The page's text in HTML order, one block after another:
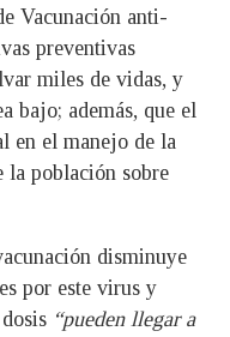
Vacunación anti-
preventivas
miles de vidas, y
bajo; además, que el
en el manejo de la
la población sobre
disminuye
por este virus y
“pueden llegar a